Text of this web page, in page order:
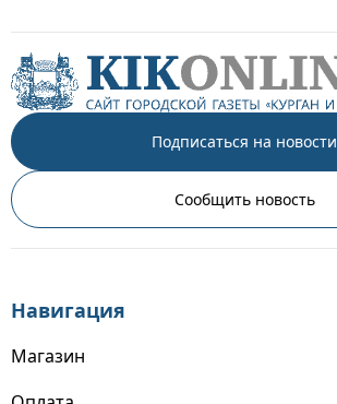
Подписаться на новости
Сообщить новость
Навигация
Магазин